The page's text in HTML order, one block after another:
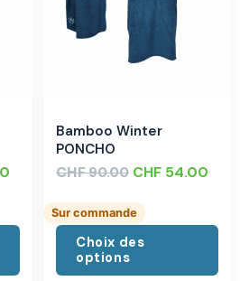
Bamboo Winter
PONCHO
CHF90.00 CHF 54.00
Sur commande
Choix des
options